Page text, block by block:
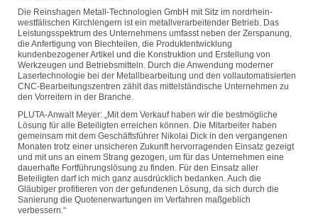
Die Reinshagen Metall-Technologien GmbH mit Sitz im nordrhein-
westfälischen Kirchlengern ist ein metallverarbeitender Betrieb. Das
Leistungsspektrum des Unternehmens umfasst neben der Zerspanung,
die Anfertigung von Blechteilen, die Produktentwicklung
kundenbezogener Artikel und die Konstruktion und Erstellung von
Werkzeugen und Betriebsmitteln. Durch die Anwendung moderner
Lasertechnologie bei der Metallbearbeitung und den vollautomatisierten
CNC-Bearbeitungszentren zählt das mittelständische Unternehmen zu
den Vorreitern in der Branche.
PLUTA-Anwalt Meyer: „Mit dem Verkauf haben wir die bestmögliche
Lösung für alle Beteiligten erreichen können. Die Mitarbeiter haben
gemeinsam mit dem Geschäftsführer Nikolai Dick in den vergangenen
Monaten trotz einer unsicheren Zukunft hervorragenden Einsatz gezeigt
und mit uns an einem Strang gezogen, um für das Unternehmen eine
dauerhafte Fortführungslösung zu finden. Für den Einsatz aller
Beteiligten darf ich mich ganz ausdrücklich bedanken. Auch die
Gläubiger profitieren von der gefundenen Lösung, da sich durch die
Sanierung die Quotenerwartungen im Verfahren maßgeblich
verbessern.“